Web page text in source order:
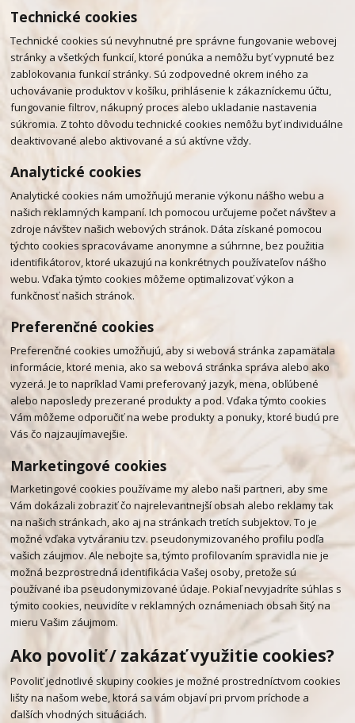
Technické cookies
Technické cookies sú nevyhnutné pre správne fungovanie webovej
stránky a všetkých funkcií, ktoré ponúka a nemôžu byť vypnuté bez
zablokovania funkcií stránky. Sú zodpovedné okrem iného za
uchovávanie produktov v košíku, prihlásenie k zákazníckemu účtu,
fungovanie filtrov, nákupný proces alebo ukladanie nastavenia
súkromia. Z tohto dôvodu technické cookies nemôžu byť individuálne
deaktivované alebo aktivované a sú aktívne vždy.
Analytické cookies
Analytické cookies nám umožňujú meranie výkonu nášho webu a
našich reklamných kampaní. Ich pomocou určujeme počet návštev a
zdroje návštev našich webových stránok. Dáta získané pomocou
týchto cookies spracovávame anonymne a súhrnne, bez použitia
identifikátorov, ktoré ukazujú na konkrétnych používateľov nášho
webu. Vďaka týmto cookies môžeme optimalizovať výkon a
funkčnosť našich stránok.
Preferenčné cookies
Preferenčné cookies umožňujú, aby si webová stránka zapamätala
informácie, ktoré menia, ako sa webová stránka správa alebo ako
vyzerá. Je to napríklad Vami preferovaný jazyk, mena, obľúbené
alebo naposledy prezerané produkty a pod. Vďaka týmto cookies
Vám môžeme odporučiť na webe produkty a ponuky, ktoré budú pre
Vás čo najzaujímavejšie.
Marketingové cookies
Marketingové cookies používame my alebo naši partneri, aby sme
Vám dokázali zobraziť čo najrelevantnejší obsah alebo reklamy tak
na našich stránkach, ako aj na stránkach tretích subjektov. To je
možné vďaka vytváraniu tzv. pseudonymizovaného profilu podľa
vašich záujmov. Ale nebojte sa, týmto profilovaním spravidla nie je
možná bezprostredná identifikácia Vašej osoby, pretože sú
používané iba pseudonymizované údaje. Pokiaľ nevyjadríte súhlas s
týmito cookies, neuvidíte v reklamných oznámeniach obsah šitý na
mieru Vašim záujmom.
Ako povoliť / zakázať využitie cookies?
Povoliť jednotlivé skupiny cookies je možné prostredníctvom cookies
lišty na našom webe, ktorá sa vám objaví pri prvom príchode a
ďalších vhodných situáciách.